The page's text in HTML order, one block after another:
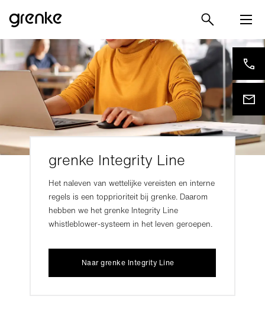
grenke Integrity Line
Het naleven van wettelijke vereisten en interne
regels is een topprioriteit bij grenke. Daarom
hebben we het grenke Integrity Line
whistleblower-systeem in het leven geroepen.
Naar grenke Integrity Line